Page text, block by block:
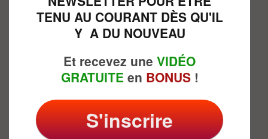
Passer du Chaos à l'Ordre
pour bâtir un meilleur avenir |
Partie 1/2
TENU AU COURANT DÈS QU'IL
Y A DU NOUVEAU
Et recevez une VIDÉO
GRATUITE en BONUS!
S'inscrire